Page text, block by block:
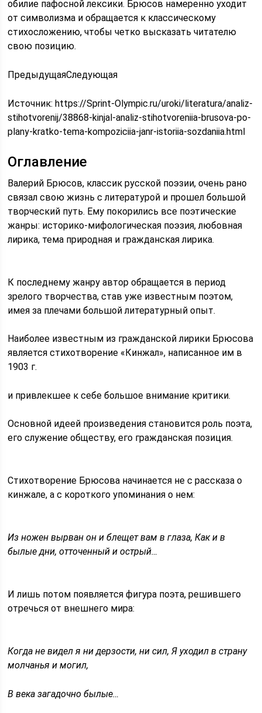
обилие пафосной лексики. Брюсов намеренно уходит
от символизма и обращается к классическому
стихосложению, чтобы четко высказать читателю
свою позицию.
ПредыдущаяСледующая
Источник:https://Sprint-Olympic.ru/uroki/literatura/analiz-
stihotvorenij/38868-kinjal-analiz-stihotvoreniia-brusova-po-
plany-kratko-tema-kompoziciia-janr-istoriia-sozdaniia.html
Оглавление
Валерий Брюсов, классик русской поэзии, очень рано
связал свою жизнь с литературой и прошел большой
творческий путь. Ему покорились все поэтические
жанры: историко-мифологическая поэзия, любовная
лирика, тема природная и гражданская лирика.
К последнему жанру автор обращается в период
зрелого творчества, став уже известным поэтом,
имея за плечами большой литературный опыт.
Наиболее известным из гражданской лирики Брюсова
является стихотворение «Кинжал», написанное им в
1903 г.
и привлекшее к себе большое внимание критики.
Основной идеей произведения становится роль поэта,
его служение обществу, его гражданская позиция.
Стихотворение Брюсова начинается не с рассказа о
кинжале, а с короткого упоминания о нем:
Из ножен вырван он и блещет вам в глаза, Как и в
былые дни, отточенный и острый…
И лишь потом появляется фигура поэта, решившего
отречься от внешнего мира:
Когда не видел я ни дерзости, ни сил, Я уходил в страну
молчанья и могил,
В века загадочно былые…